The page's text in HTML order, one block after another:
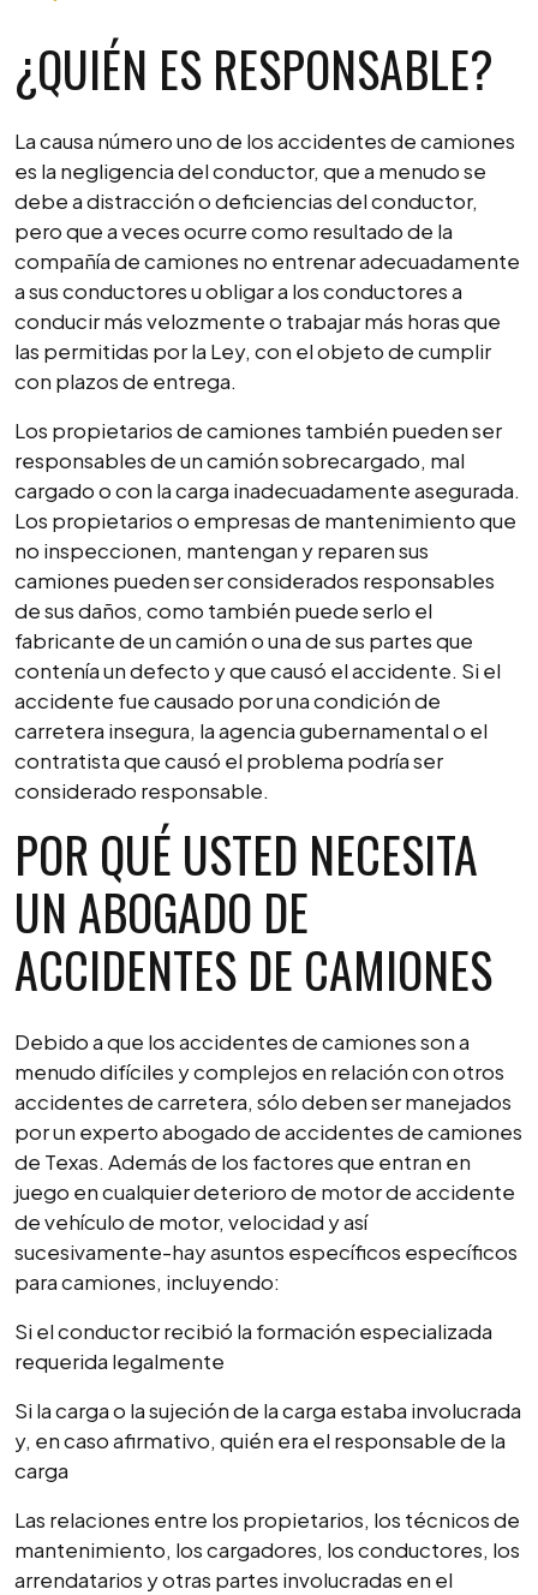
¿QUIÉN ES RESPONSABLE?
La causa número uno de los accidentes de camiones
es la negligencia del conductor, que a menudo se
debe a distracción o deficiencias del conductor,
pero que a veces ocurre como resultado de la
compañía de camiones no entrenar adecuadamente
a sus conductores u obligar a los conductores a
conducir más velozmente o trabajar más horas que
las permitidas por la Ley, con el objeto de cumplir
con plazos de entrega.
Los propietarios de camiones también pueden ser
responsables de un camión sobrecargado, mal
cargado o con la carga inadecuadamente asegurada.
Los propietarios o empresas de mantenimiento que
no inspeccionen, mantengan y reparen sus
camiones pueden ser considerados responsables
de sus daños, como también puede serlo el
fabricante de un camión o una de sus partes que
contenía un defecto y que causó el accidente. Si el
accidente fue causado por una condición de
carretera insegura, la agencia gubernamental o el
contratista que causó el problema podría ser
considerado responsable.
POR QUÉ USTED NECESITA
UN ABOGADO DE
ACCIDENTES DE CAMIONES
Debido a que los accidentes de camiones son a
menudo difíciles y complejos en relación con otros
accidentes de carretera, sólo deben ser manejados
por un experto abogado de accidentes de camiones
de Texas. Además de los factores que entran en
juego en cualquier deterioro de motor de accidente
de vehículo de motor, velocidad y así
sucesivamente-hay asuntos específicos específicos
para camiones, incluyendo:
Si el conductor recibió la formación especializada
requerida legalmente
Si la carga o la sujeción de la carga estaba involucrada
y, en caso afirmativo, quién era el responsable de la
carga
Las relaciones entre los propietarios, los técnicos de
mantenimiento, los cargadores, los conductores, los
arrendatarios y otras partes involucradas en el